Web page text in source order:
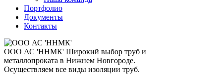
Портфолио
Документы
Контакты
ООО АС 'ННМК' Широкий выбор труб и
металлопроката в Нижнем Новгороде.
Осуществляем все виды изоляции труб.